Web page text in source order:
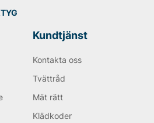
Kundtjänst
Kontakta oss
Tvättråd
Mät rätt
Klädkoder